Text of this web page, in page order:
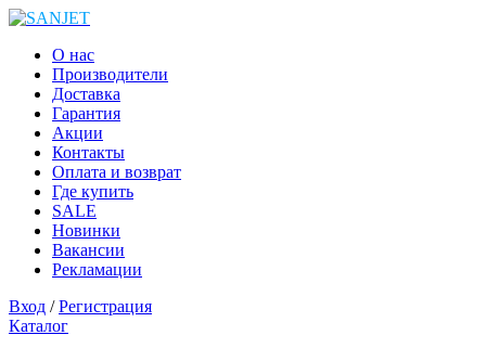
О нас
Производители
Доставка
Гарантия
Акции
Контакты
Оплата и возврат
Где купить
SALE
Новинки
Вакансии
Рекламации
Вход /Регистрация
Каталог